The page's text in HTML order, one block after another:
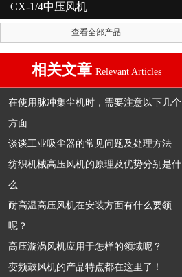
CX-1/4中压风机
查看全部产品
相关文章 Relevant Articles
在使用脉冲集尘机时，需要注意以下几个
方面
谈谈工业吸尘器的常见问题及处理方法
纺织机械高压风机的原理及优势分别是什
么
耐高温高压风机在安装方面有什么要领
呢？
高压漩涡风机应用于怎样的领域呢？
变频鼓风机的产品特点都在这里了！